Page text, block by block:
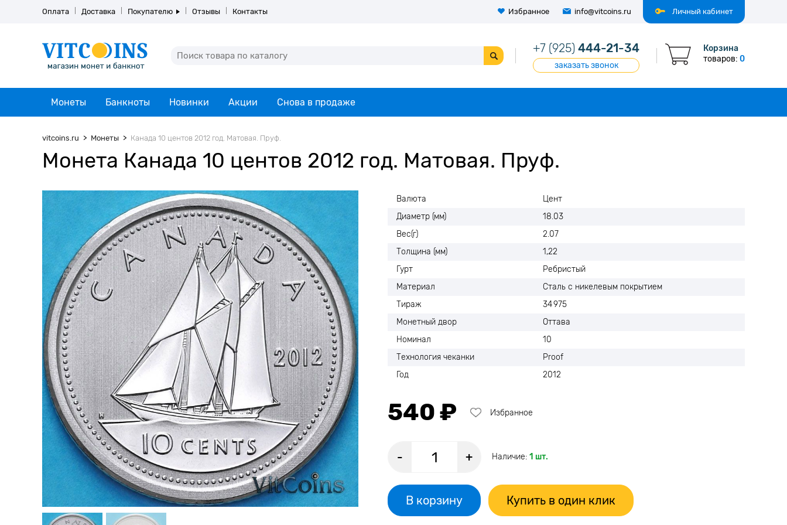
Личный кабинет
Оплата Доставка Покупателю Отзывы Контакты Избранное info@vitcoins.ru
+7 (925) 444-21-34
заказать звонок
Корзина
товаров: 0
Монеты Банкноты Новинки Акции Снова в продаже
vitcoins.ru Монеты Канада 10 центов 2012 год. Матовая. Пруф.
Монета Канада 10 центов 2012 год. Матовая. Пруф.
Валюта
Цент
Диаметр (мм)
18.03
Вес(г)
2.07
Толщина (мм)
1,22
Гурт
Ребристый
Материал
Сталь с никелевым покрытием
Тираж
34 975
Монетный двор
Оттава
Номинал
10
Технология чеканки
Proof
Год
2012
540 ₽ Избранное
- + Наличие: 1 шт.
В корзину Купить в один клик